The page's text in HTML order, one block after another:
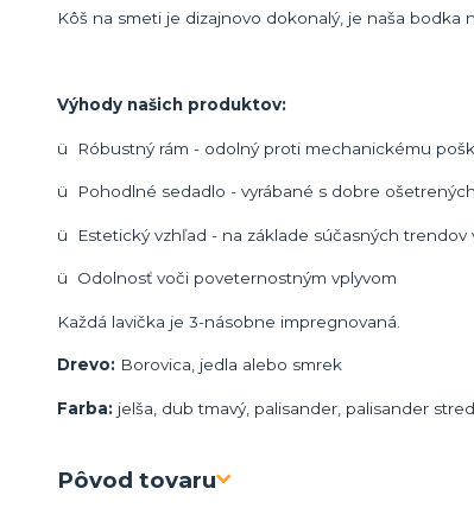
Kôš na smeti je dizajnovo dokonalý, je naša bodka
Výhody našich produktov:
ü Róbustný rám - odolný proti mechanickému
ü Pohodlné sedadlo - vyrábané s dobre
ü Estetický vzhľad - na základe súčasných trendov
ü Odolnosť voči poveternostným vplyvom
Každá lavička je 3-násobne impregnovaná.
Drevo: Borovica, jedla alebo smrek
Farba: jelša, dub tmavý, palisander, palisander
Pôvod tovaru